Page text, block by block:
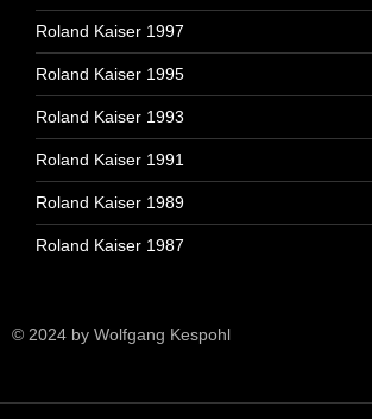
Roland Kaiser 1997
Roland Kaiser 1995
Roland Kaiser 1993
Roland Kaiser 1991
Roland Kaiser 1989
Roland Kaiser 1987
© 2024 by Wolfgang Kespohl